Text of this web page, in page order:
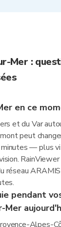
Mer :
en ce
et du Var
peut
— plus
réseau
pendant
Mer
Alpes-